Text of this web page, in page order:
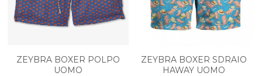
ZEYBRA BOXER POLPO
UOMO
ZEYBRA BOXER SDRAIO
HAWAY UOMO